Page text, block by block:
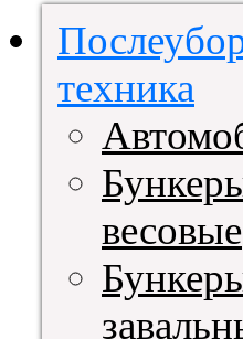
техника
весовые